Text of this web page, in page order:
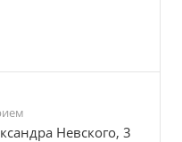
Невского, 3